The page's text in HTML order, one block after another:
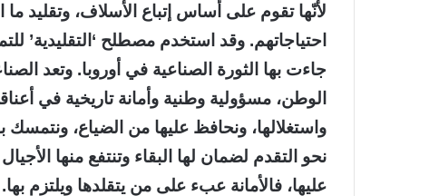
لأنّها تقوم على أساس إتباع الأسلاف، وتقليد
احتياجاتهم. وقد استخدم مصطلح ‘التقليدية’
جاءت بها الثورة الصناعية في أوروبا. وتعد
الوطن، مسؤولية وطنية وأمانة تاريخية في
واستغلالها، ونحافظ عليها من الضياع، ونتمسك
نحو التقدم لضمان لها البقاء وتنتفع منها
عليها، فالأمانة عبء على من يتقلدها ويلتزم بها.